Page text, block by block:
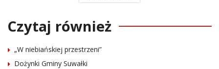
Czytaj również
„W niebiańskiej przestrzeni”
Dożynki Gminy Suwałki